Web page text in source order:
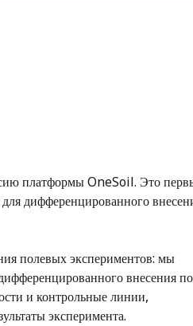
платформы OneSoil. Это
дифференцированного
полевых экспериментов: мы
внесения по
и контрольные линии,
эксперимента.